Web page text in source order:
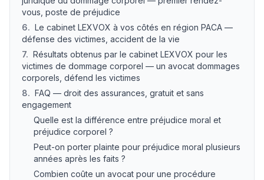
vous, poste de préjudice
6. Le cabinet LEXVOX à vos côtés en région PACA —
défense des victimes, accident de la vie
7. Résultats obtenus par le cabinet LEXVOX pour les
victimes de dommage corporel — un avocat dommages
corporels, défend les victimes
8. FAQ — droit des assurances, gratuit et sans
engagement
Quelle est la différence entre préjudice moral et
préjudice corporel ?
Peut-on porter plainte pour préjudice moral plusieurs
années après les faits ?
Combien coûte un avocat pour une procédure